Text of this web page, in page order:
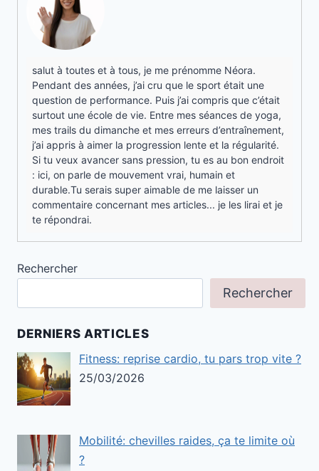
salut à toutes et à tous, je me prénomme Néora.
Pendant des années, j’ai cru que le sport était une
question de performance. Puis j’ai compris que c’était
surtout une école de vie. Entre mes séances de yoga,
mes trails du dimanche et mes erreurs d’entraînement,
j’ai appris à aimer la progression lente et la régularité.
Si tu veux avancer sans pression, tu es au bon endroit
: ici, on parle de mouvement vrai, humain et
durable.Tu serais super aimable de me laisser un
commentaire concernant mes articles... je les lirai et je
te répondrai.
Rechercher
Rechercher
DERNIERS ARTICLES
Fitness: reprise cardio, tu pars trop vite ?
25/03/2026
Mobilité: chevilles raides, ça te limite où
?